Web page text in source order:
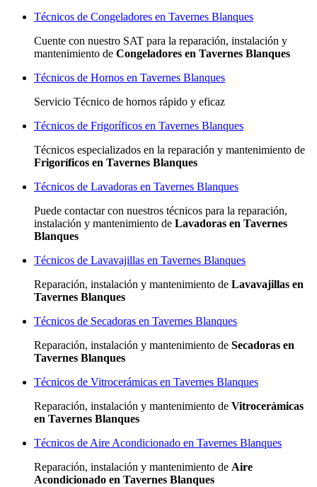
Técnicos de Congeladores en Tavernes Blanques
Cuente con nuestro SAT para la reparación, instalación y
mantenimiento de Congeladores en Tavernes Blanques
Técnicos de Hornos en Tavernes Blanques
Servicio Técnico de hornos rápido y eficaz
Técnicos de Frigoríficos en Tavernes Blanques
Técnicos especializados en la reparación y mantenimiento de
Frigoríficos en Tavernes Blanques
Técnicos de Lavadoras en Tavernes Blanques
Puede contactar con nuestros técnicos para la reparación,
instalación y mantenimiento de Lavadoras en Tavernes
Blanques
Técnicos de Lavavajillas en Tavernes Blanques
Reparación, instalación y mantenimiento de Lavavajillas en
Tavernes Blanques
Técnicos de Secadoras en Tavernes Blanques
Reparación, instalación y mantenimiento de Secadoras en
Tavernes Blanques
Técnicos de Vitrocerámicas en Tavernes Blanques
Reparación, instalación y mantenimiento de Vitrocerámicas
en Tavernes Blanques
Técnicos de Aire Acondicionado en Tavernes Blanques
Reparación, instalación y mantenimiento de Aire
Acondicionado en Tavernes Blanques